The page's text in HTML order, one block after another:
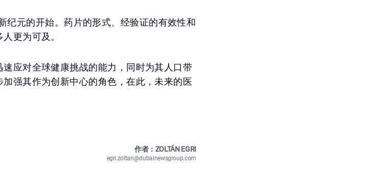
纪元的开始。药片的形式、经验证的有效性和
更为可及。
应对全球健康挑战的能力，同时为其人口带
强其作为创新中心的角色，在此，未来的医
作者：ZOLTÁN EGRI
egri.zoltan@dubainewsgroup.com